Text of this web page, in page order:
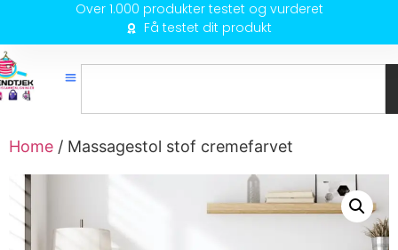
Over 1.000 produkter testet og vurderet
Få testet dit produkt
Home / Massagestol stof cremefarvet